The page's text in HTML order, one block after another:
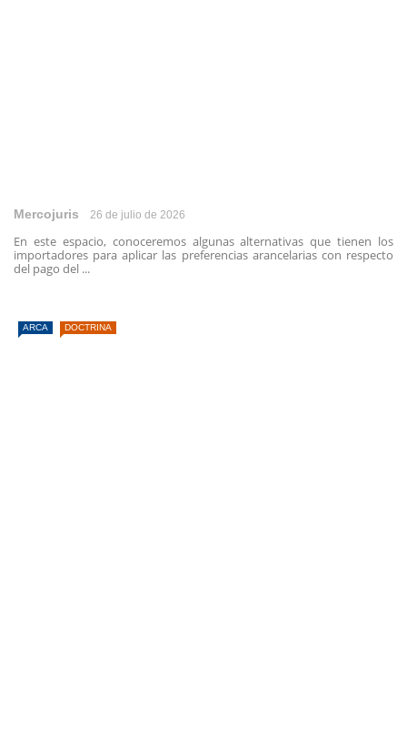
Mercojuris 26 de julio de 2026
En este espacio, conoceremos algunas alternativas que tienen los
importadores para aplicar las preferencias arancelarias con respecto
del pago del ...
ARCA DOCTRINA